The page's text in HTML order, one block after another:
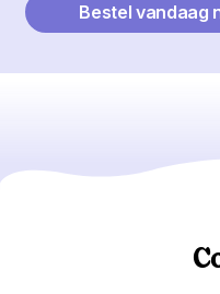
Bestel vandaag